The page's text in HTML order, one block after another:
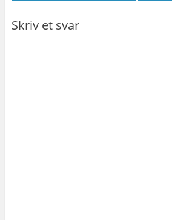
Skriv et svar